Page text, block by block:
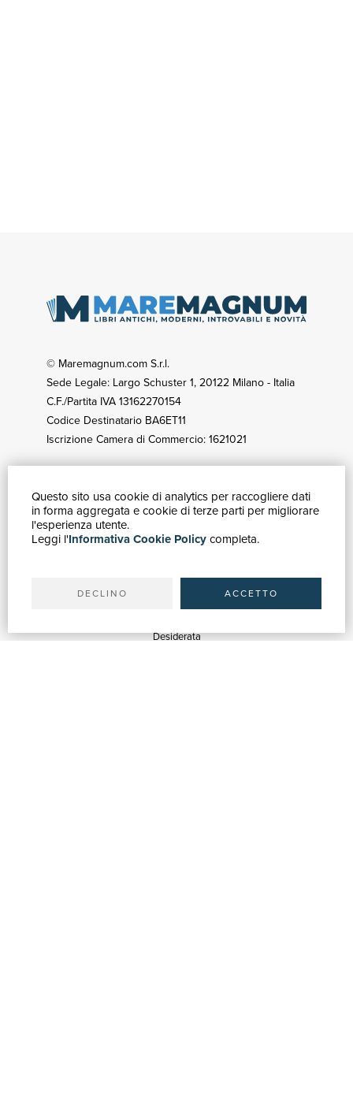
Questo sito usa cookie di analytics per raccogliere dati
in forma aggregata e cookie di terze parti per migliorare
l'esperienza utente.
Leggi l'Informativa Cookie Policycompleta.
DECLINO ACCETTO
© Maremagnum.com S.r.l.
Sede Legale: Largo Schuster 1, 20122 Milano - Italia
C.F./Partita IVA 13162270154
Codice Destinatario BA6ET11
Iscrizione Camera di Commercio: 1621021
GUIDA ACQUISTI
Catalogo
Ricerca avanzata
Spedizioni
Desiderata